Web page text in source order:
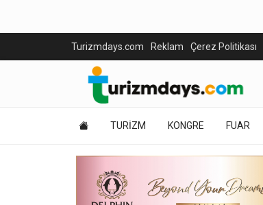
Turizmdays.com Reklam Çerez Politikası
TURİZM KONGRE FUAR